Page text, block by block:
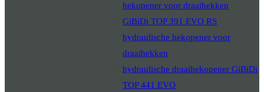
hekopener voor draaihekken
GiBiDi TOP 391 EVO RS
hydraulische hekopener voor
draaihekken
hydraulische draaihekopener GiBiDi
TOP 441 EVO